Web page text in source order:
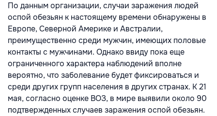
По данным организации, случаи заражения людей
оспой обезьян к настоящему времени обнаружены в
Европе, Северной Америке и Австралии,
преимущественно среди мужчин, имеющих половые
контакты с мужчинами. Однако ввиду пока еще
ограниченного характера наблюдений вполне
вероятно, что заболевание будет фиксироваться и
среди других групп населения в других странах. К 21
мая, согласно оценке ВОЗ, в мире выявили около 90
подтвержденных случаев заражения оспой обезьян.